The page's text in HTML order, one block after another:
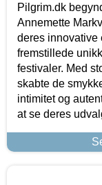
Pilgrim.dk
Annemette
deres innovative
fremstillede
festivaler. Med
skabte de
intimitet og
at se deres